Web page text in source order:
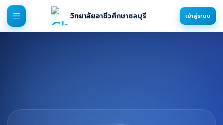
วิทยาลัยอาชีวศึกษาชลบุรี เข้าสู่ระบบ